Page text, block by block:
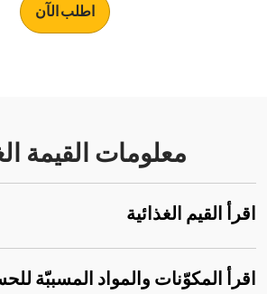
اطلب الآن
معلومات القيمة
اقرأ القيم الغذائية
اقرأ المكوّنات والمواد المسببّة